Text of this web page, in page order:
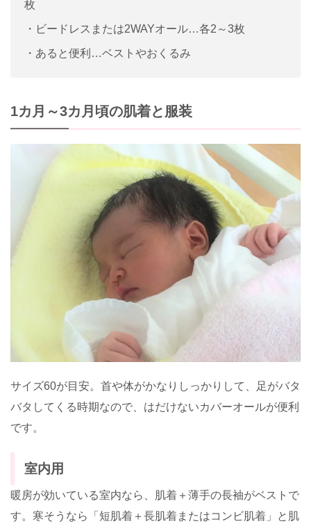
枚
・ビードレスまたは2WAYオール…各2～3枚
・あると便利…ベストやおくるみ
1カ月～3カ月頃の肌着と服装
サイズ60が目安。首や体がかなりしっかりして、足がバタ
バタしてくる時期なので、はだけないカバーオールが便利
です。
室内用
暖房が効いている室内なら、肌着＋薄手の長袖がベストで
す。寒そうなら「短肌着＋長肌着またはコンビ肌着」と肌